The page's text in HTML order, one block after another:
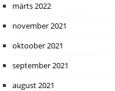
märts 2022
november 2021
oktoober 2021
september 2021
august 2021